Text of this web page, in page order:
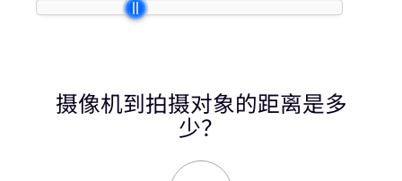
摄像机到拍摄对象的距离是多
少？